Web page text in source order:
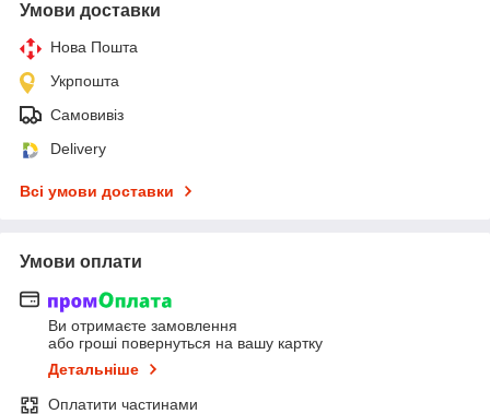
Умови доставки
Нова Пошта
Укрпошта
Самовивіз
Delivery
Всі умови доставки
Умови оплати
Ви отримаєте замовлення
або гроші повернуться на вашу картку
Детальніше
Оплатити частинами